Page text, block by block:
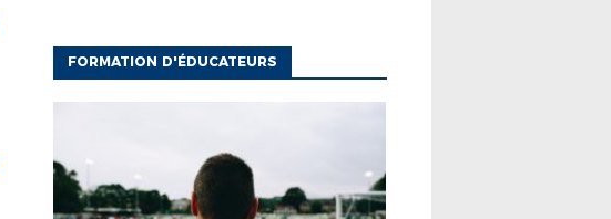
FORMATION D'ÉDUCATEURS